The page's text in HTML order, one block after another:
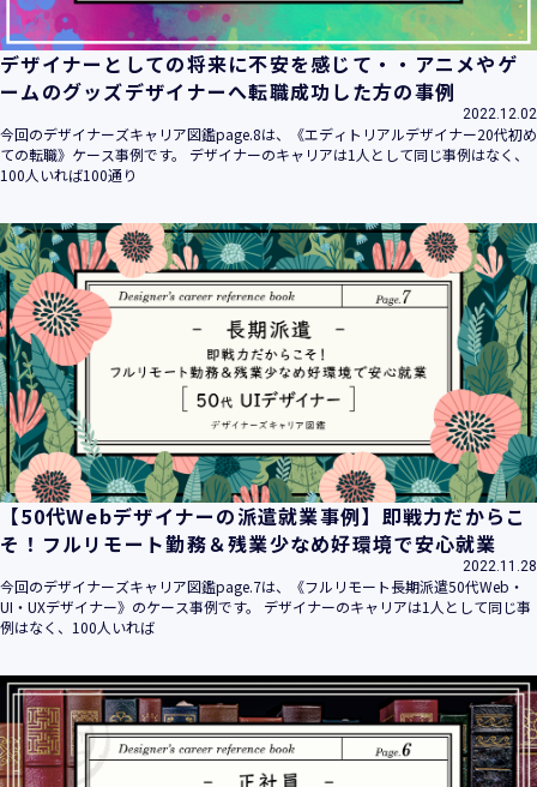
デザイナーとしての将来に不安を感じて・・アニメやゲ
ームのグッズデザイナーへ転職成功した方の事例
2022.12.02
今回のデザイナーズキャリア図鑑page.8は、《エディトリアルデザイナー20代初め
ての転職》ケース事例です。 デザイナーのキャリアは1人として同じ事例はなく、
100人いれば100通り
【50代Webデザイナーの派遣就業事例】即戦力だからこ
そ！フルリモート勤務＆残業少なめ好環境で安心就業
2022.11.28
今回のデザイナーズキャリア図鑑page.7は、《フルリモート長期派遣50代Web・
UI・UXデザイナー》のケース事例です。 デザイナーのキャリアは1人として同じ事
例はなく、100人いれば